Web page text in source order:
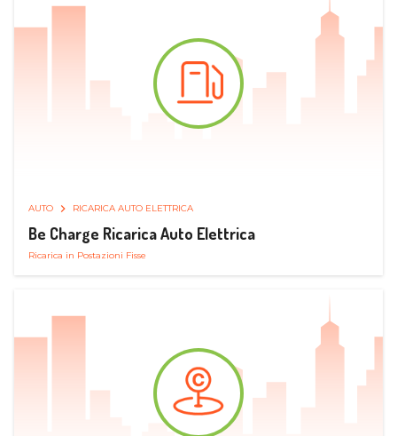
AUTO RICARICA AUTO ELETTRICA
Be Charge Ricarica Auto Elettrica
Ricarica in Postazioni Fisse